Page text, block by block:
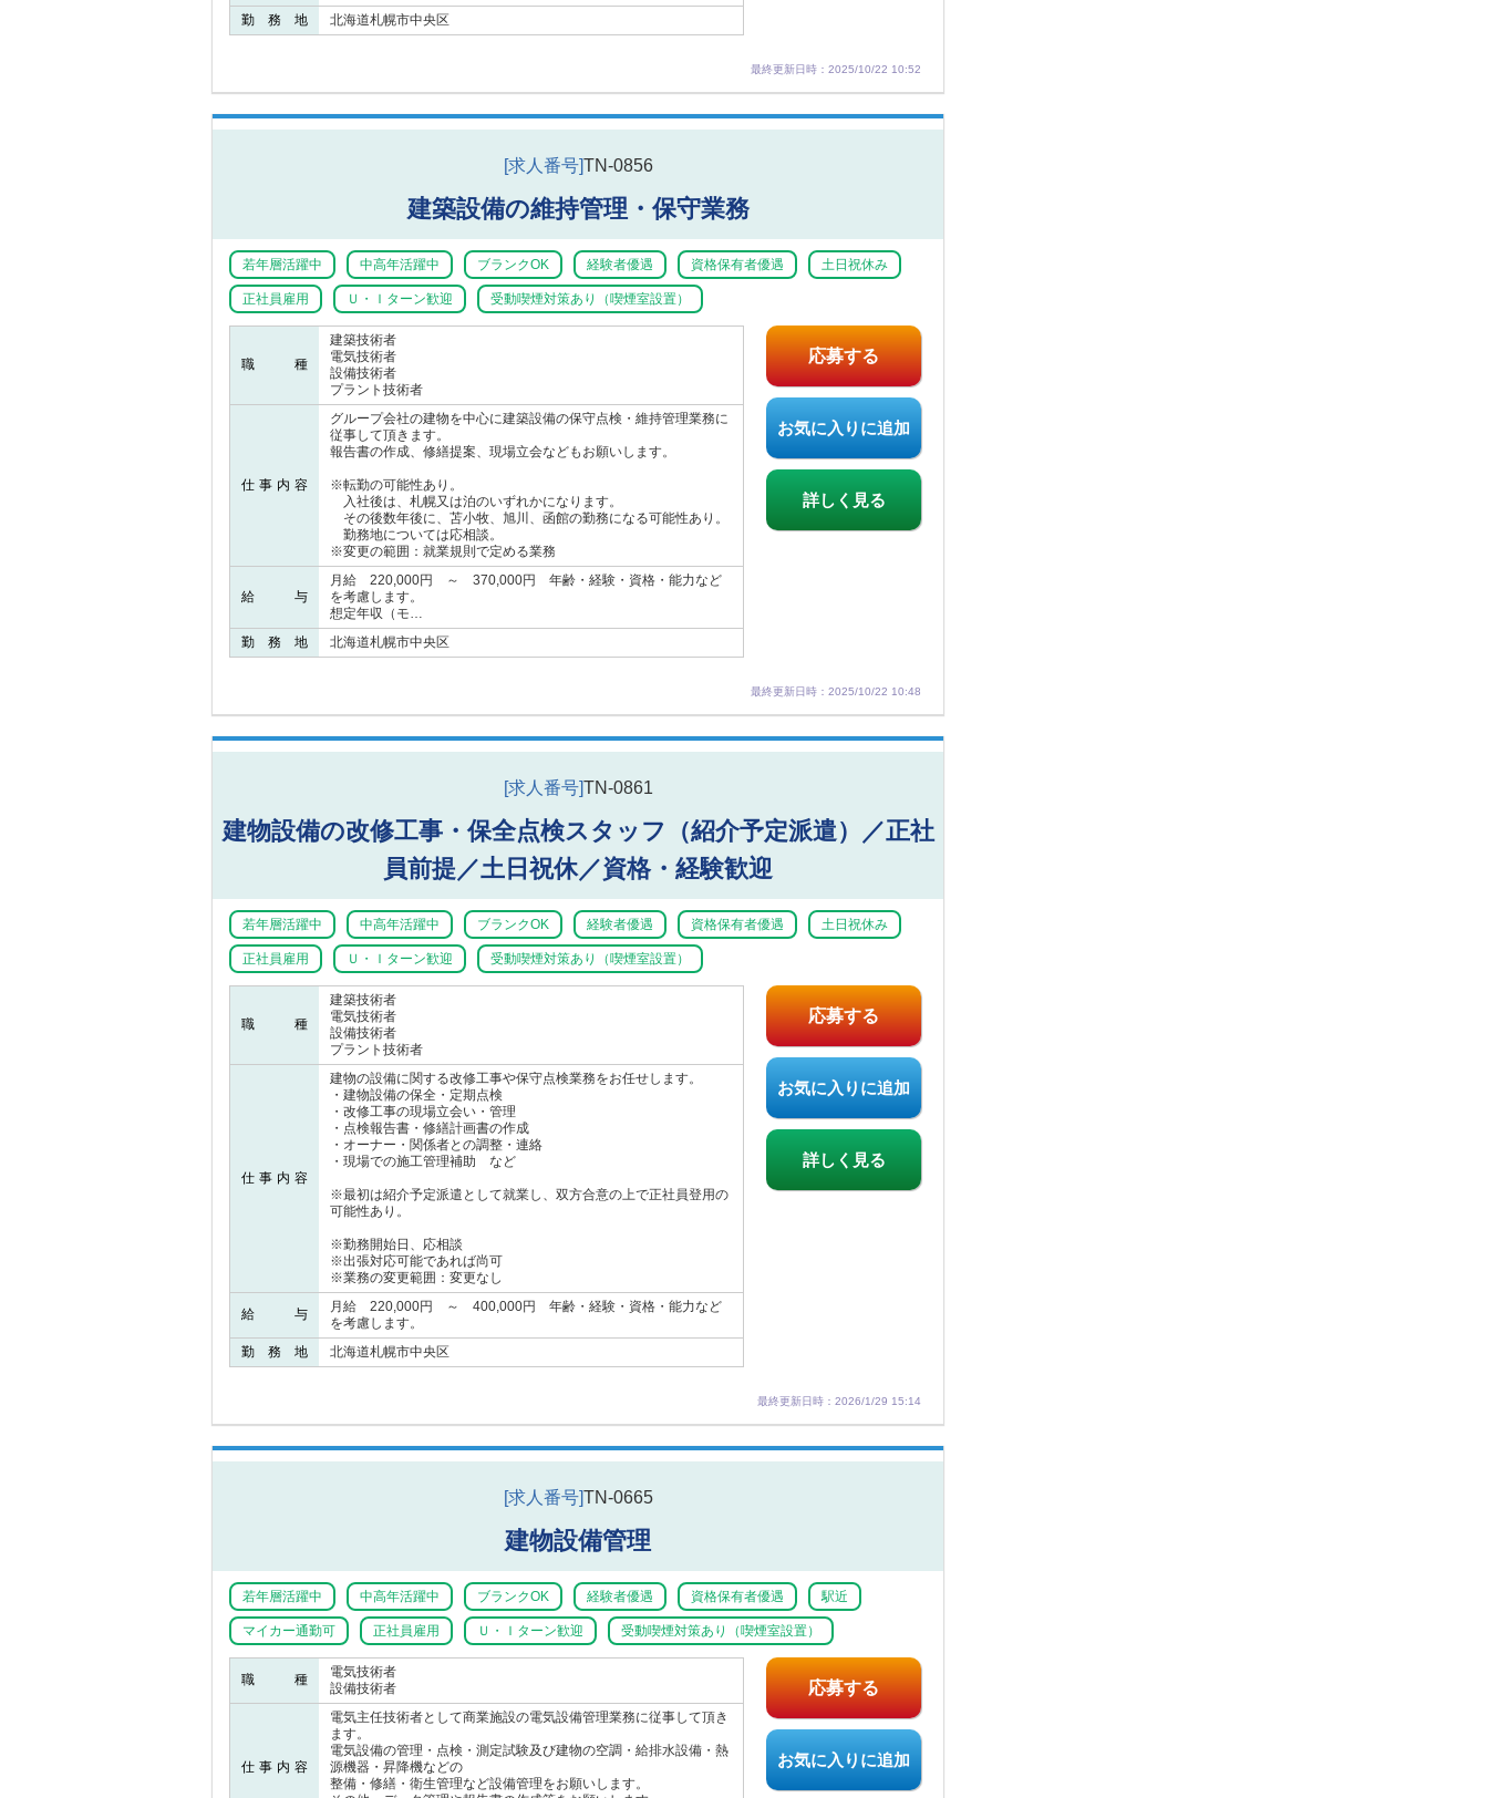
勤 務 地
北海道札幌市中央区
最終更新日時：2025/10/22 10:52
[求人番号]TN-0856
建築設備の維持管理・保守業務
若年層活躍中 中高年活躍中 ブランクOK 経験者優遇 資格保有者優遇 土日祝休み
正社員雇用 Ｕ・Ｉターン歓迎 受動喫煙対策あり（喫煙室設置）
職 種
建築技術者
電気技術者
設備技術者
プラント技術者
仕事内容
グループ会社の建物を中心に建築設備の保守点検・維持管理業務に
従事して頂きます。
報告書の作成、修繕提案、現場立会などもお願いします。
※転勤の可能性あり。
入社後は、札幌又は泊のいずれかになります。
その後数年後に、苫小牧、旭川、函館の勤務になる可能性あり。
勤務地については応相談。
※変更の範囲：就業規則で定める業務
給 与
月給 220,000円 ～ 370,000円 年齢・経験・資格・能力など
を考慮します。
想定年収（モ…
勤 務 地
北海道札幌市中央区
応募する
お気に入りに追加
詳しく見る
最終更新日時：2025/10/22 10:48
[求人番号]TN-0861
建物設備の改修工事・保全点検スタッフ（紹介予定派遣）／正社
員前提／土日祝休／資格・経験歓迎
若年層活躍中 中高年活躍中 ブランクOK 経験者優遇 資格保有者優遇 土日祝休み
正社員雇用 Ｕ・Ｉターン歓迎 受動喫煙対策あり（喫煙室設置）
職 種
建築技術者
電気技術者
設備技術者
プラント技術者
仕事内容
建物の設備に関する改修工事や保守点検業務をお任せします。
・建物設備の保全・定期点検
・改修工事の現場立会い・管理
・点検報告書・修繕計画書の作成
・オーナー・関係者との調整・連絡
・現場での施工管理補助 など
※最初は紹介予定派遣として就業し、双方合意の上で正社員登用の
可能性あり。
※勤務開始日、応相談
※出張対応可能であれば尚可
※業務の変更範囲：変更なし
給 与
月給 220,000円 ～ 400,000円 年齢・経験・資格・能力など
を考慮します。
勤 務 地
北海道札幌市中央区
応募する
お気に入りに追加
詳しく見る
最終更新日時：2026/1/29 15:14
[求人番号]TN-0665
建物設備管理
若年層活躍中 中高年活躍中 ブランクOK 経験者優遇 資格保有者優遇 駅近
マイカー通勤可 正社員雇用 Ｕ・Ｉターン歓迎 受動喫煙対策あり（喫煙室設置）
職 種
電気技術者
設備技術者
仕事内容
電気主任技術者として商業施設の電気設備管理業務に従事して頂き
ます。
電気設備の管理・点検・測定試験及び建物の空調・給排水設備・熱
源機器・昇降機などの
整備・修繕・衛生管理など設備管理をお願いします。
応募する
お気に入りに追加